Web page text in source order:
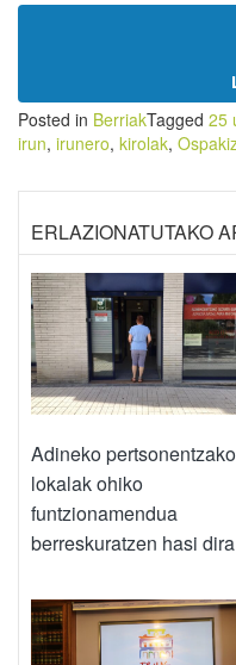
Posted in BerriakTagged 25
irun, irunero, kirolak,
ERLAZIONATUTAKO
Adineko pertsonentzako
lokalak ohiko
funtzionamendua
berreskuratzen hasi dira